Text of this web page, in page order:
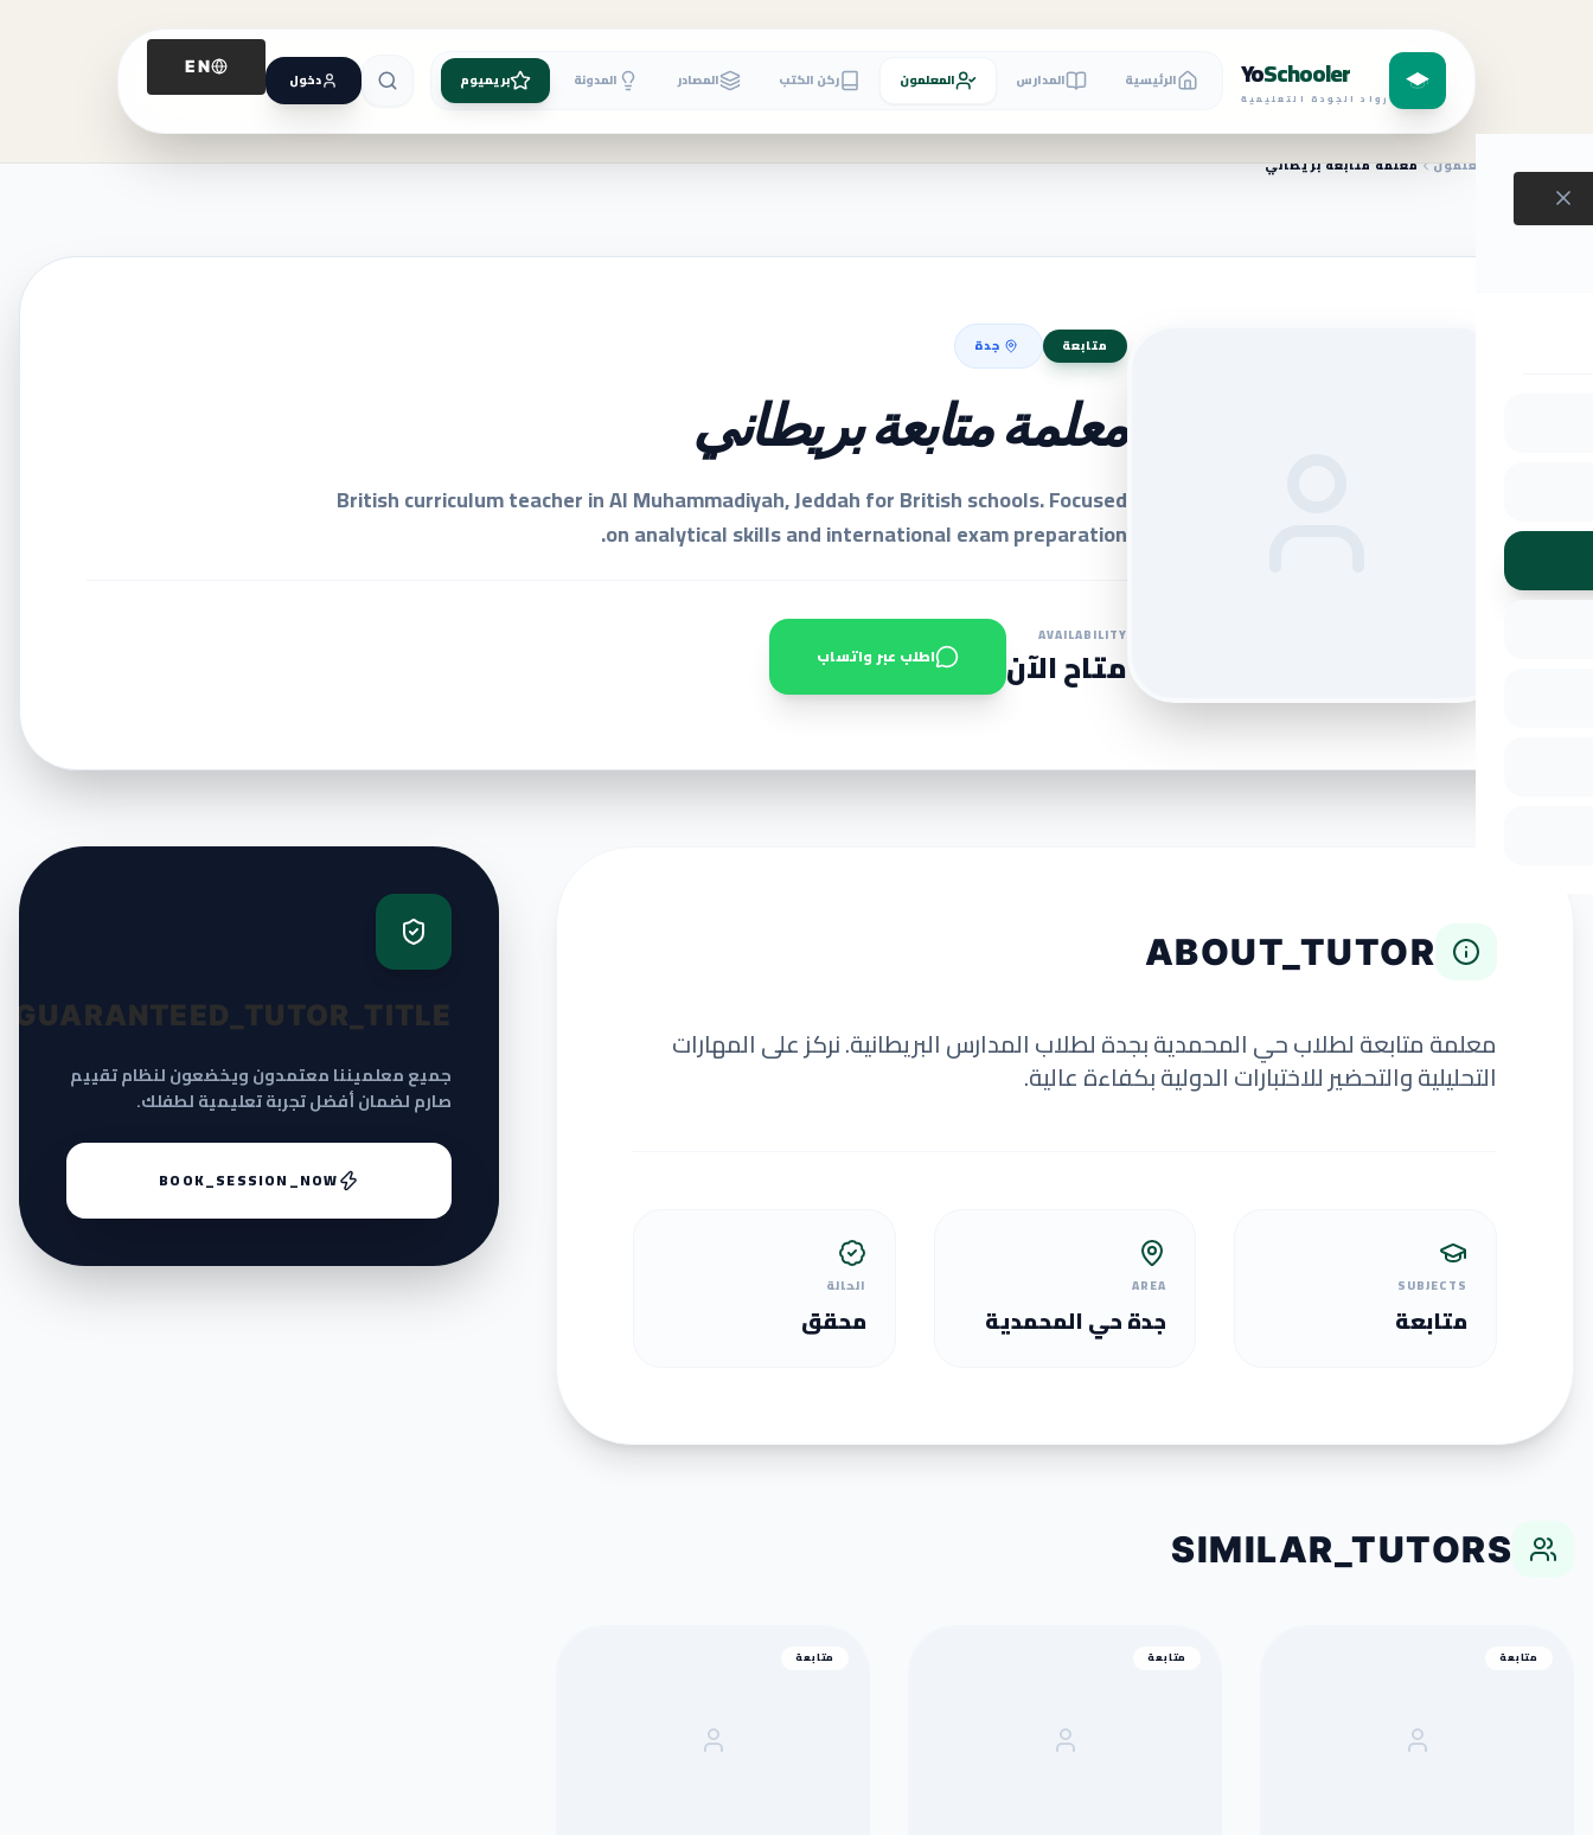
YoSchooler
رواد الجودة التعليمية
الرئيسية المدارس المعلمون ركن الكتب المصادر المدونة بريميوم دخول
EN
المعلمون معلمة متابعة بريطاني
متابعة جدة
معلمة متابعة بريطاني
British curriculum teacher in Al Muhammadiyah, Jeddah for British schools. Focused
on analytical skills and international exam preparation.
AVAILABILITY
متاح الآن اطلب عبر واتساب
ABOUT_TUTOR
معلمة متابعة لطلاب حي المحمدية بجدة لطلاب المدارس البريطانية. نركز على المهارات
التحليلية والتحضير للاختبارات الدولية بكفاءة عالية.
SUBJECTS
متابعة
AREA
جدة حي المحمدية
الحالة
محقق
SIMILAR_TUTORS
متابعة متابعة متابعة
GUARANTEED_TUTOR_TITLE
جميع معلميننا معتمدون ويخضعون لنظام تقييم
صارم لضمان أفضل تجربة تعليمية لطفلك.
BOOK_SESSION_NOW